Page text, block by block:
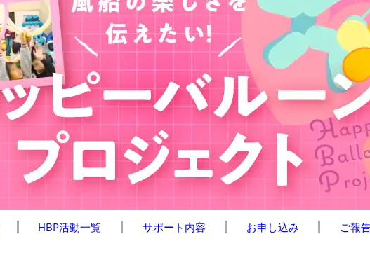
HBP活動一覧 サポート内容 お申し込み ご報